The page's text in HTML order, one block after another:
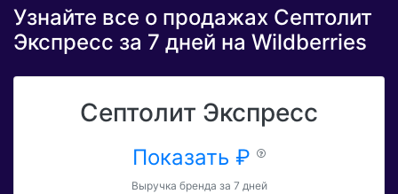
Узнайте все о продажах Септолит
Экспресс за 7 дней на Wildberries
Септолит Экспресс
Показать ₽
Выручка бренда за 7 дней